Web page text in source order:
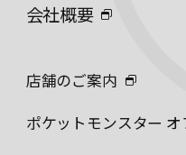
会社概要
店舗のご案内
ポケットモンスター